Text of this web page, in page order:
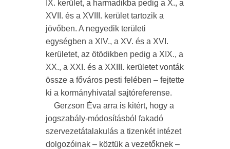
IX. kerület, a harmadikba pedig a X., a
XVII. és a XVIII. kerület tartozik a
jövőben. A negyedik területi
egységben a XIV., a XV. és a XVI.
kerületet, az ötödikben pedig a XIX., a
XX., a XXI. és a XXIII. kerületet vonták
össze a főváros pesti felében – fejtette
ki a kormányhivatal sajtóreferense.
Gerzson Éva arra is kitért, hogy a
jogszabály-módosításból fakadó
szervezetátalakulás a tizenkét intézet
dolgozóinak – köztük a vezetőknek –